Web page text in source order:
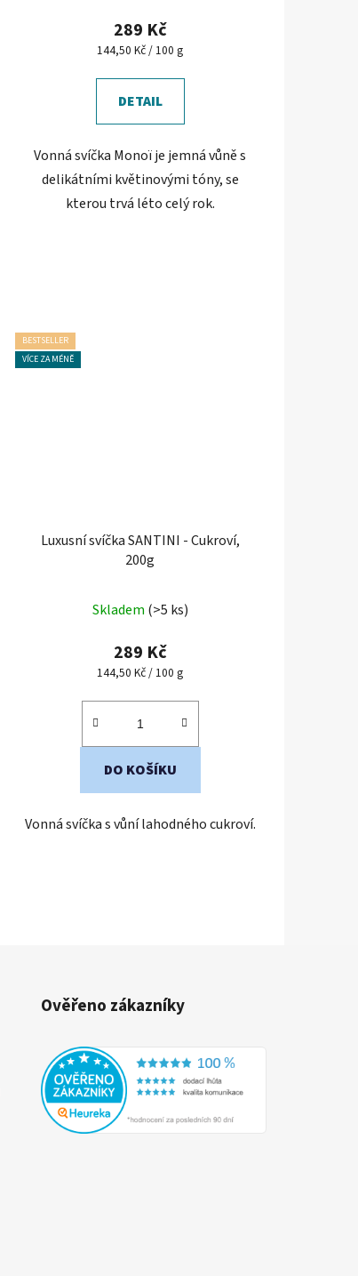
289 Kč
Měrná
144,50 Kč / 100 g
DETAIL
Vonná svíčka Monoï je jemná vůně s
delikátními květinovými tóny, se
kterou trvá léto celý rok.
BESTSELLER
VÍCE ZA MÉNĚ
Luxusní svíčka SANTINI - Cukroví,
200g
hodnocení
produktu
je
z
hvězdiček.
Skladem (>5 ks)
289 Kč
Měrná
144,50 Kč / 100 g
DO KOŠÍKU
Vonná svíčka s vůní lahodného cukroví.
Ověřeno zákazníky